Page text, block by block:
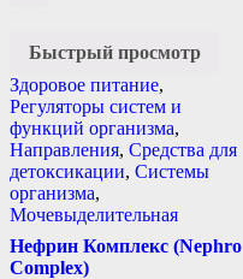
Быстрый просмотр
Здоровое питание,
Регуляторы систем и
функций организма,
Направления, Средства для
детоксикации, Системы
организма,
Мочевыделительная
Нефрин Комплекс (Nephro
Complex)